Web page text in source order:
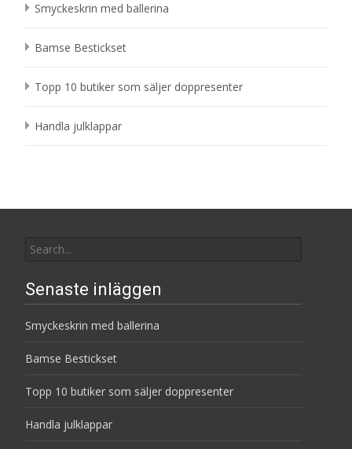
Smyckeskrin med ballerina
Bamse Bestickset
Topp 10 butiker som säljer doppresenter
Handla julklappar
for:
Senaste inläggen
Smyckeskrin med ballerina
Bamse Bestickset
Topp 10 butiker som säljer doppresenter
Handla julklappar